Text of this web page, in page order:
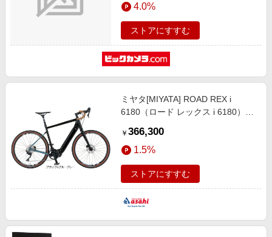
4.0%
ストアにすすむ
ミヤタ[MIYATA] ROAD REX i
6180（ロード レックス i 6180）
10段変速 電動自転車 ロードバイク
-22 スポーツ
￥ 366,300
1.5%
ストアにすすむ